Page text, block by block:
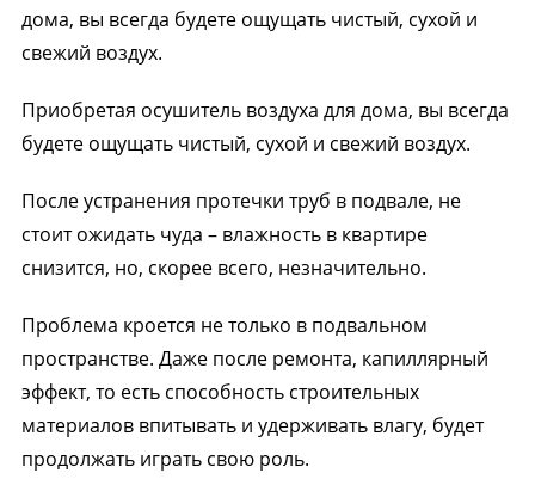
дома, вы всегда будете ощущать чистый, сухой и
свежий воздух.
Приобретая осушитель воздуха для дома, вы всегда
будете ощущать чистый, сухой и свежий воздух.
После устранения протечки труб в подвале, не
стоит ожидать чуда – влажность в квартире
снизится, но, скорее всего, незначительно.
Проблема кроется не только в подвальном
пространстве. Даже после ремонта, капиллярный
эффект, то есть способность строительных
материалов впитывать и удерживать влагу, будет
продолжать играть свою роль.